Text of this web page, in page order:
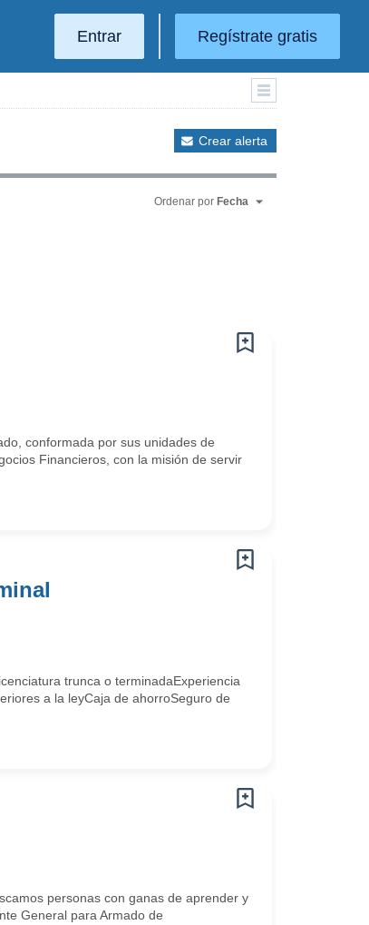
Entrar Regístrate gratis
Crear alerta
Ordenar por Fecha
conformada por sus unidades de
Financieros, con la misión de servir
trunca o terminadaExperiencia
a la leyCaja de ahorroSeguro de
personas con ganas de aprender y
General para Armado de